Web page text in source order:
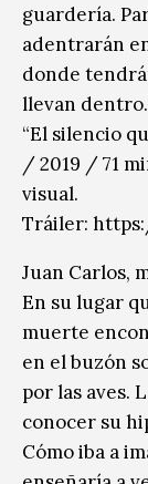
guardería.
adentrarán
donde
llevan dentro.
“El silencio
/ 2019 / 71
visual.
Tráiler:
Juan Carlos,
En su lugar
muerte
en el buzón
por las aves.
conocer su
Cómo iba a